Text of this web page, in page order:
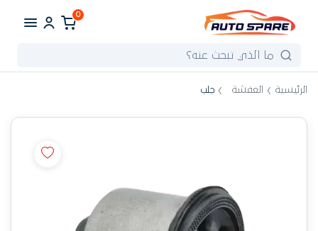
0
الرئيسية العفشة جلب